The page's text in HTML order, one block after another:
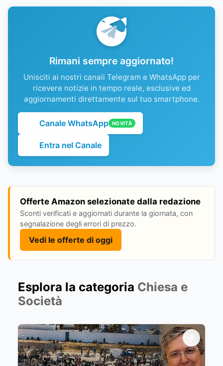
Rimani sempre aggiornato!
Unisciti ai nostri canali Telegram e WhatsApp per
ricevere notizie in tempo reale, esclusive ed
aggiornamenti direttamente sul tuo smartphone.
Canale WhatsApp NOVITÀ
Entra nel Canale
Offerte Amazon selezionate dalla redazione
Sconti verificati e aggiornati durante la giornata, con
segnalazione degli errori di prezzo.
Vedi le offerte di oggi
Esplora la categoria Chiesa e
Società